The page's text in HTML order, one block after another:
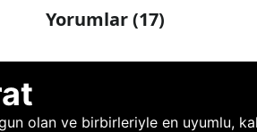
Yorumlar (17)
olan ve birbirleriyle en uyumlu,